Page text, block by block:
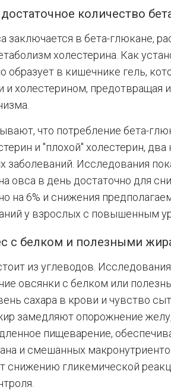
количество
заключается в бета-глюкане,
холестерина. Как
образует в кишечнике гель,
холестерином, предотвращая
что потребление бета-
и "плохой" холестерин,
заболеваний. Исследования
овса в день достаточно для
на 6% и снижения
у взрослых с повышенным
с белком и полезными
из углеводов.
овсянки с белком или
сахара в крови и чувство
замедляют опорожнение
пищеварение,
и смешанных
снижению гликемической